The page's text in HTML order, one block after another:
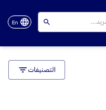
En
التصنيفات